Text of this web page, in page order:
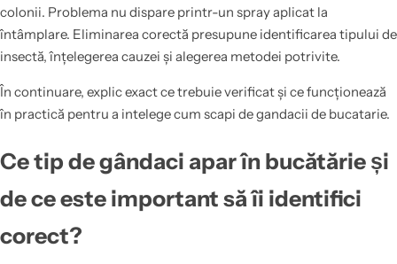
colonii. Problema nu dispare printr-un spray aplicat la
întâmplare. Eliminarea corectă presupune identificarea tipului de
insectă, înțelegerea cauzei și alegerea metodei potrivite.
În continuare, explic exact ce trebuie verificat și ce funcționează
în practică pentru a intelege cum scapi de gandacii de bucatarie.
Ce tip de gândaci apar în bucătărie și
de ce este important să îi identifici
corect?